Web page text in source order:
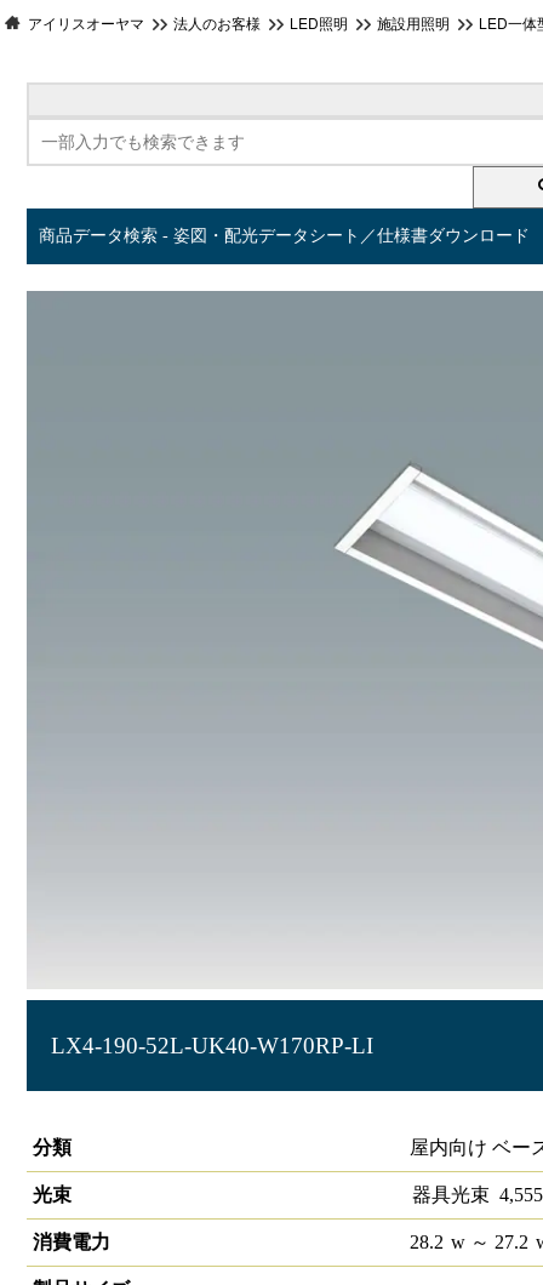
アイリスオーヤマ 法人のお客様 LED照明 施設用照明 LED一体
商品データ検索 - 姿図・配光データシート／仕様書ダウンロード
LX4-190-52L-UK40-W170RP-LI
分類
屋内向け ベー
光束 器具光束 4,555
消費電力 28.2 w～ 27.2